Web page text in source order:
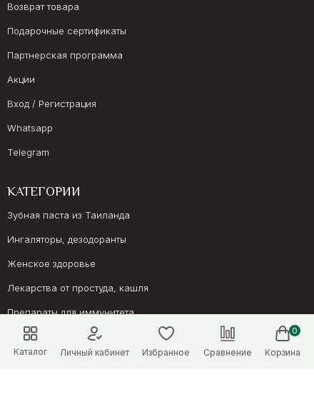
Каталог Личный кабинет Избранное Сравнение
0
Корзина
Возврат товара
Подарочные сертификаты
Партнерская программа
Акции
Вход / Регистрация
Whatsapp
Telegram
КАТЕГОРИИ
Зубная паста из Таиланда
Ингаляторы, дезодоранты
Женское здоровье
Лекарства от простуда, кашля
Препараты для иммунитета
Онкология, суставы